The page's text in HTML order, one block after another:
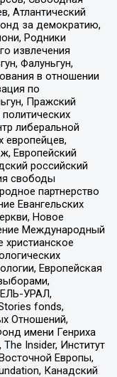
Атлантический
за демократию,
Родники
извлечения
Фалуньгун,
в отношении
по
Пражский
либеральной
европейцев,
Европейский
российский
свободы
партнерство
Евангельских
Новое
Международный
Европейская
УРАЛ,
fonds,
Отношений,
имени Генриха
Insider, Институт
Европы,
Канадский